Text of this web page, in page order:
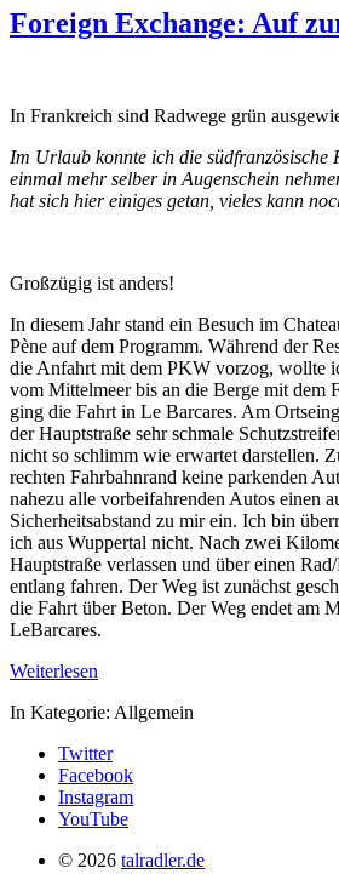
Foreign Exchange: Auf
In Frankreich sind Radwege grün
Im Urlaub konnte ich die
einmal mehr selber in Augenschein
hat sich hier einiges getan, vieles kann
Großzügig ist anders!
In diesem Jahr stand ein Besuch im
Pène auf dem Programm. Während der
die Anfahrt mit dem PKW vorzog, wollte
vom Mittelmeer bis an die Berge mit dem
ging die Fahrt in Le Barcares. Am
der Hauptstraße sehr schmale
nicht so schlimm wie erwartet darstellen.
rechten Fahrbahnrand keine parkenden
nahezu alle vorbeifahrenden Autos einen
Sicherheitsabstand zu mir ein. Ich bin
ich aus Wuppertal nicht. Nach zwei
Hauptstraße verlassen und über einen
entlang fahren. Der Weg ist zunächst
die Fahrt über Beton. Der Weg endet am
LeBarcares.
Weiterlesen
In Kategorie: Allgemein
Twitter
Facebook
Instagram
YouTube
© 2026 talradler.de